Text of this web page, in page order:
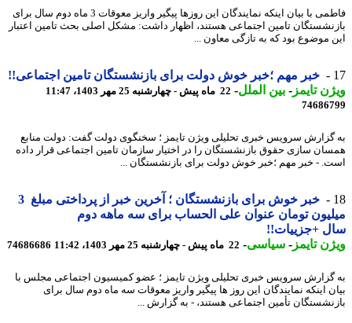
فاطمی با بیان اینکه نمایندگان این روزها پیگیر واریز معوقات 3 ماه دوم سال برای
تامین اجتماعی هستند، اظهار داشت: مشکل اصلی بحث تامین اعتبار
موضوع بود که به تازگی معاون ...
خبر مهم ؛خبر خوش دولت برای بازنشستگان تامین اجتماعی!!
تایمز-بین الملل-22 ماه پیش - چهارشنبه 25 مهر 1403، 11:47
سرویس خبری تحلیلی ویژن تایمز ؛ سخنگوی دولت گفت: دولت منابع
سازی حقوق بازنشستگان را در اختیار سازمان تامین اجتماعی قرار داده
- خبر مهم ؛خبر خوش دولت برای بازنشستگان ...
خبر خوش برای بازنشستگان ؛ آخرین خبر از پرداختی مبلغ 3
تومان عنوان علی الحساب برای سه ماهه دوم
+جزییات!!
تایمز-سیاسی-22 ماه پیش - چهارشنبه 25 مهر 1403، 11:42 74686686
سرویس خبری تحلیلی ویژن تایمز ؛ عضو کمیسیون اجتماعی مجلس با
اینکه نمایندگان این روز ها پیگیر واریز معوقات سه ماه دوم سال برای
تأمین اجتماعی هستند، - به گزارش ...